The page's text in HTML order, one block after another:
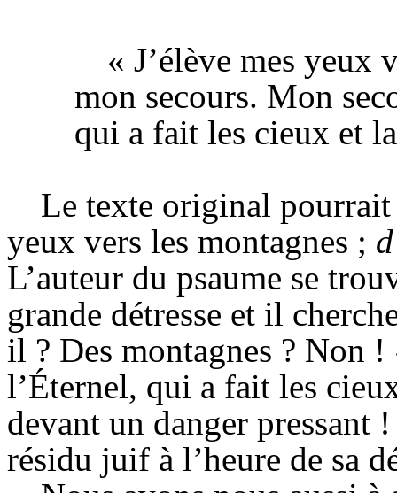
« J’élève mes yeux
mon secours. Mon
qui a fait les cieux et
Le texte original pourrait
yeux vers les montagnes ;
L’auteur du psaume se
grande détresse et il
il ? Des montagnes ? Non
l’Éternel, qui a fait les
devant un danger pressant
résidu juif à l’heure de sa